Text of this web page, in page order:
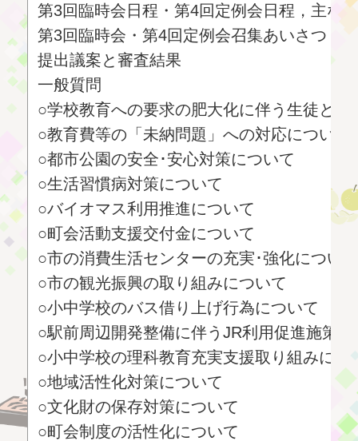
第3回臨時会日程・第4回定例会日程，主な
第3回臨時会・第4回定例会召集あいさつ
提出議案と審査結果
一般質問
○学校教育への要求の肥大化に伴う生徒と教
○教育費等の「未納問題」への対応について
○都市公園の安全･安心対策について
○生活習慣病対策について
○バイオマス利用推進について
○町会活動支援交付金について
○市の消費生活センターの充実･強化について
○市の観光振興の取り組みについて
○小中学校のバス借り上げ行為について
○駅前周辺開発整備に伴うJR利用促進施策に
○小中学校の理科教育充実支援取り組みにつ
○地域活性化対策について
○文化財の保存対策について
○町会制度の活性化について